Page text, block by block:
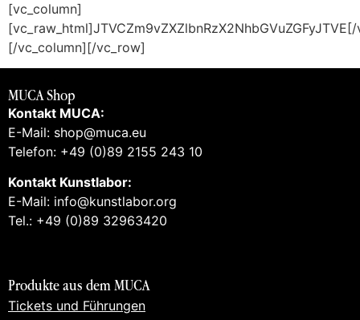
[vc_column]
[/vc_column][/vc_row]
MUCA Shop
Kontakt MUCA:
E-Mail: shop@muca.eu
Telefon: +49 (0)89 2155 243 10
Kontakt Kunstlabor:
E-Mail: info@kunstlabor.org
Tel.: +49 (0)89 32963420
Produkte aus dem MUCA
Tickets und Führungen